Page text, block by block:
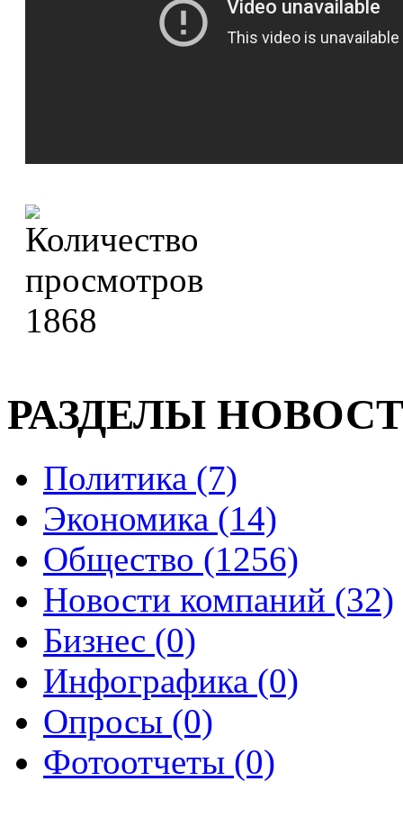
1868
РАЗДЕЛЫ
Политика (7)
Экономика (14)
Общество (1256)
Новости компаний (32)
Бизнес (0)
Инфографика (0)
Опросы (0)
Фотоотчеты (0)